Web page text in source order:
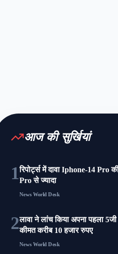
आज की सुर्खियां
1रिपोर्ट्स में दावा Iphone-14 Pro
Pro से ज्यादा
News World Desk
2लावा ने लांच किया अपना पहला
कीमत करीब 10 हजार रुपए
News World Desk